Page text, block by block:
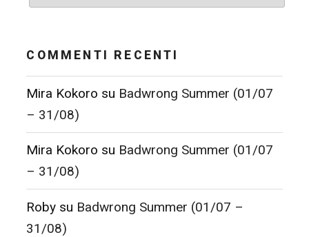
COMMENTI RECENTI
Mira Kokoro su Badwrong Summer (01/07
– 31/08)
Mira Kokoro su Badwrong Summer (01/07
– 31/08)
Roby su Badwrong Summer (01/07 –
31/08)